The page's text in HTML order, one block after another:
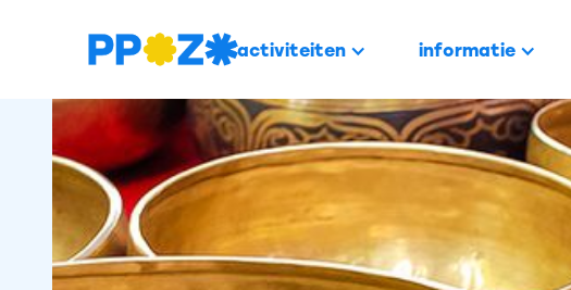
activiteiten informatie
PROFESSIONALISERING